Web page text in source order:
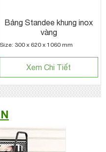
Bảng Standee khung inox
vàng
Size: 300 x 620 x 1060 mm
Xem Chi Tiết